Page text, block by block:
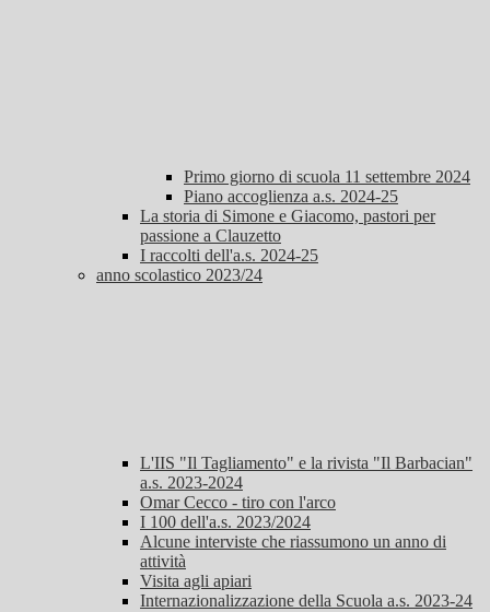
Primo giorno di scuola 11 settembre 2024
Piano accoglienza a.s. 2024-25
La storia di Simone e Giacomo, pastori per
passione a Clauzetto
I raccolti dell'a.s. 2024-25
anno scolastico 2023/24
L'IIS "Il Tagliamento" e la rivista "Il Barbacian"
a.s. 2023-2024
Omar Cecco - tiro con l'arco
I 100 dell'a.s. 2023/2024
Alcune interviste che riassumono un anno di
attività
Visita agli apiari
Internazionalizzazione della Scuola a.s. 2023-24